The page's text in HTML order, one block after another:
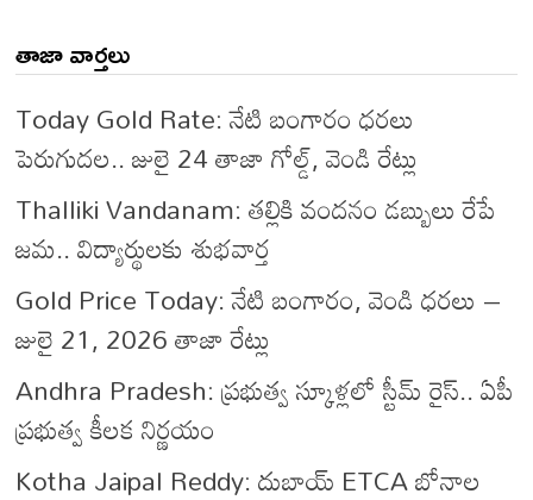
తాజా వార్తలు
Today Gold Rate: నేటి బంగారం ధరలు
పెరుగుదల.. జులై 24 తాజా గోల్డ్, వెండి రేట్లు
Thalliki Vandanam: తల్లికి వందనం డబ్బులు రేపే
జమ.. విద్యార్థులకు శుభవార్త
Gold Price Today: నేటి బంగారం, వెండి ధరలు –
జులై 21, 2026 తాజా రేట్లు
Andhra Pradesh: ప్రభుత్వ స్కూళ్లలో స్టీమ్ రైస్.. ఏపీ
ప్రభుత్వ కీలక నిర్ణయం
Kotha Jaipal Reddy: దుబాయ్ ETCA బోనాల